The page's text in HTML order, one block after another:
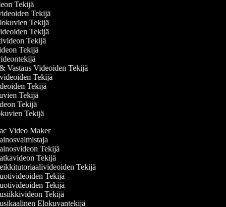
Tekijä
Tekijä
Tekijä
Tekijä
Tekijä
Tekijä
Vastaus Videoiden Tekijä
Tekijä
Tekijä
Tekijä
Tekijä
Tekijä
Video Maker
Tekijä
Tekijä
Tekijä
Tekijä
Tekijä
Tekijä
Elokuvantekijä